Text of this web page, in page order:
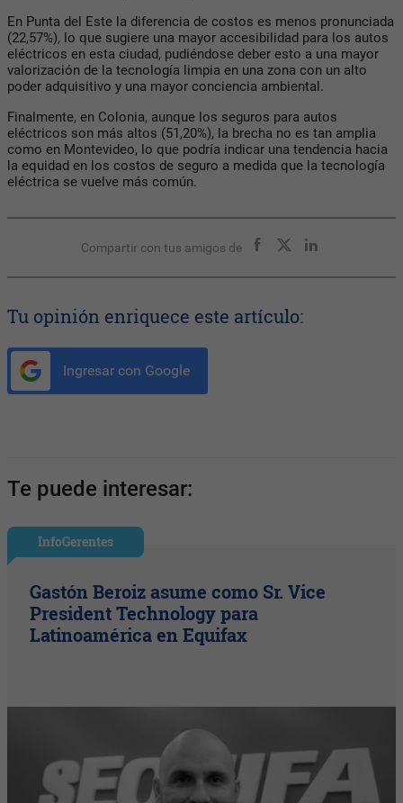
En Punta del Este la diferencia de costos es menos pronunciada
(22,57%), lo que sugiere una mayor accesibilidad para los autos
eléctricos en esta ciudad, pudiéndose deber esto a una mayor
valorización de la tecnología limpia en una zona con un alto
poder adquisitivo y una mayor conciencia ambiental.
Finalmente, en Colonia, aunque los seguros para autos
eléctricos son más altos (51,20%), la brecha no es tan amplia
como en Montevideo, lo que podría indicar una tendencia hacia
la equidad en los costos de seguro a medida que la tecnología
eléctrica se vuelve más común.
Compartir con tus amigos de
Tu opinión enriquece este artículo:
Ingresar con Google
Te puede interesar:
InfoGerentes
Gastón Beroiz asume como Sr. Vice
President Technology para
Latinoamérica en Equifax